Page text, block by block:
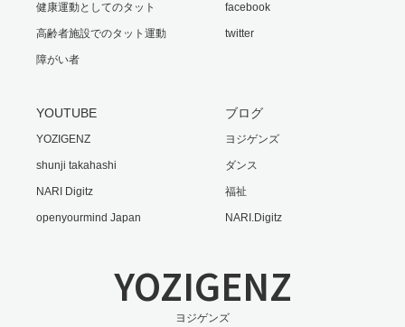
健康運動としてのタット
高齢者施設でのタット運動
障がい者
facebook
twitter
YOUTUBE
YOZIGENZ
shunji takahashi
NARI Digitz
openyourmind Japan
ブログ
ヨジゲンズ
ダンス
福祉
NARI.Digitz
YOZIGENZ
ヨジゲンズ